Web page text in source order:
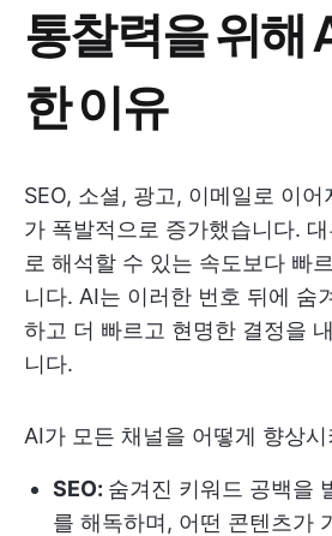
통찰력을 위해
한 이유
SEO, 소셜, 광고, 이메일로 이어
가 폭발적으로 증가했습니다.
로 해석할 수 있는 속도보다 빠
니다. AI는 이러한 번호 뒤에 숨
하고 더 빠르고 현명한 결정을
니다.
AI가 모든 채널을 어떻게 향상
SEO: 숨겨진 키워드 공백을
를 해독하며, 어떤 콘텐츠가